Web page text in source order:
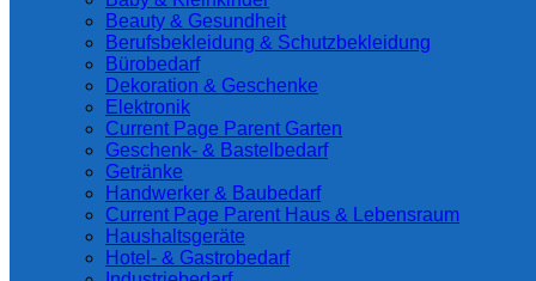
Beauty & Gesundheit
Berufsbekleidung & Schutzbekleidung
Bürobedarf
Dekoration & Geschenke
Elektronik
Current Page Parent Garten
Geschenk- & Bastelbedarf
Getränke
Handwerker & Baubedarf
Current Page Parent Haus & Lebensraum
Haushaltsgeräte
Hotel- & Gastrobedarf